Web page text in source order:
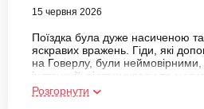
15 червня 2026
Поїздка була дуже насиченою
яскравих вражень. Гіди, які
на Говерлу, були неймовірними,
інструкції, підтримували та
етапі маршруту. Також приємно
Галицького прикордонного парку
Розгорнути